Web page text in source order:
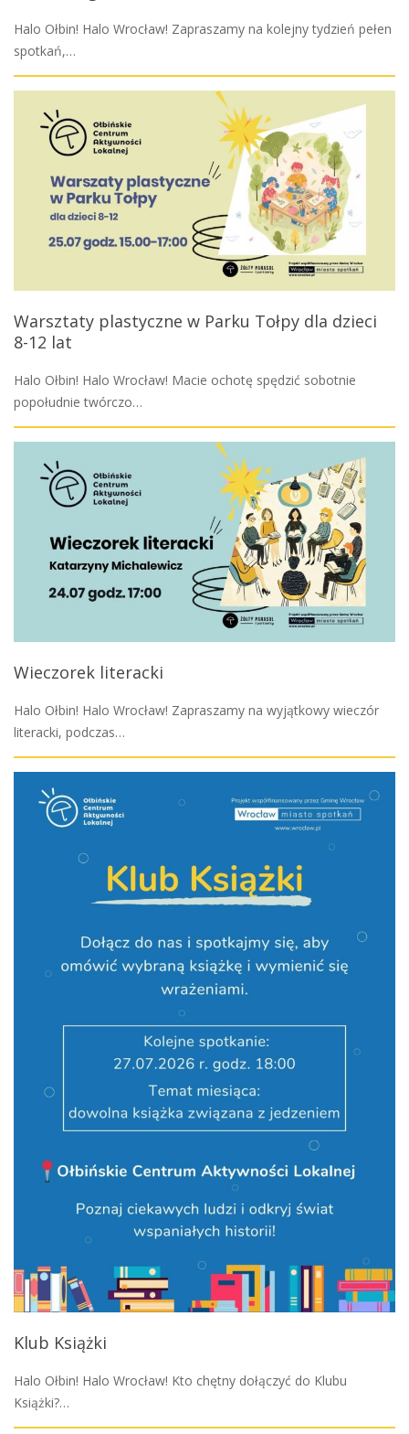
Halo Ołbin! Halo Wrocław! Zapraszamy na kolejny tydzień pełen
spotkań,…
Warsztaty plastyczne w Parku Tołpy dla dzieci
8-12 lat
Halo Ołbin! Halo Wrocław! Macie ochotę spędzić sobotnie
popołudnie twórczo…
Wieczorek literacki
Halo Ołbin! Halo Wrocław! Zapraszamy na wyjątkowy wieczór
literacki, podczas…
Klub Książki
Halo Ołbin! Halo Wrocław! Kto chętny dołączyć do Klubu
Książki?…